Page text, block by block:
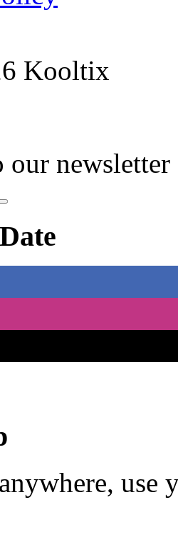
Kooltix
our newsletter
use